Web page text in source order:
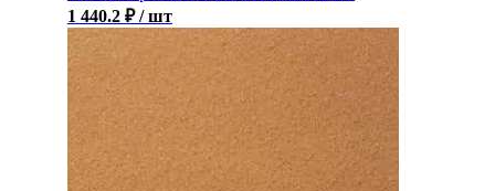
1 440.2 ₽ / шт